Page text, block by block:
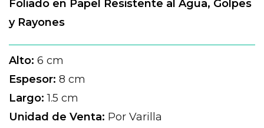
Foliado en Papel Resistente al Agua, Golpes
y Rayones
Alto: 6 cm
Espesor: 8 cm
Largo: 1.5 cm
Unidad de Venta: Por Varilla